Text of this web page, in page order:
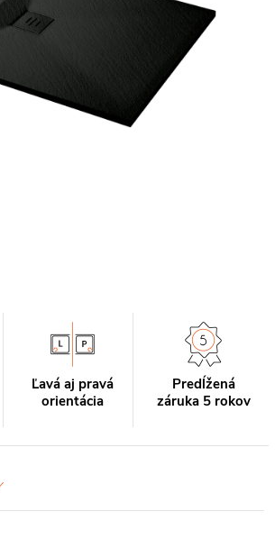
Ľavá aj pravá
orientácia
Predĺžená
záruka 5 rokov